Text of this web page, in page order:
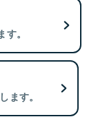
。
ます。